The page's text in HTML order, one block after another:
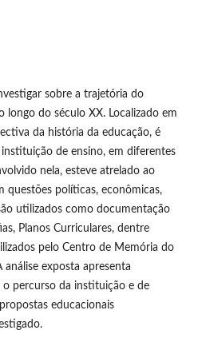
sobre a trajetória do
longo do século XX. Localizado em
da história da educação, é
de ensino, em diferentes
nela, esteve atrelado ao
questões políticas, econômicas,
utilizados como documentação
Planos Curriculares, dentre
pelo Centro de Memória do
análise exposta apresenta
percurso da instituição e de
educacionais